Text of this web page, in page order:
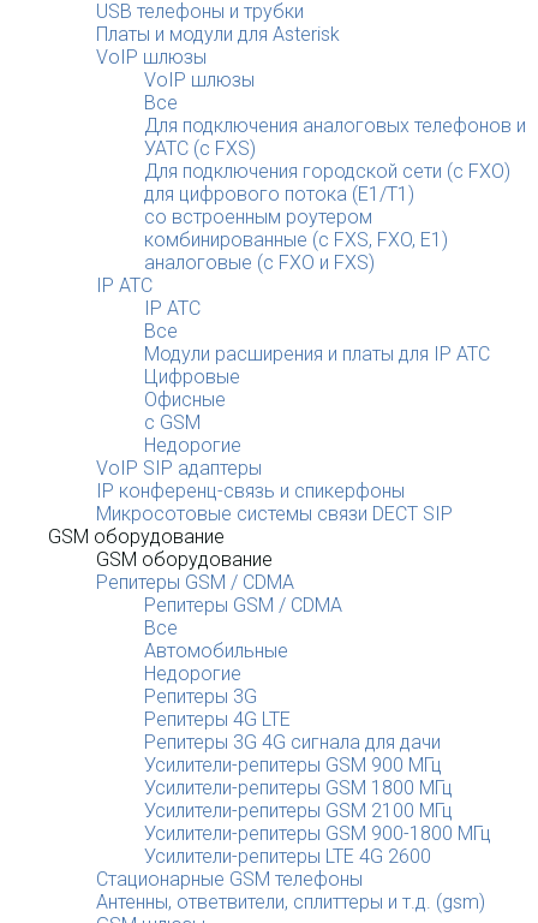
USB телефоны и трубки
Платы и модули для Asterisk
VoIP шлюзы
VoIP шлюзы
Все
Для подключения аналоговых телефонов и
УАТС (с FXS)
Для подключения городской сети (с FXO)
для цифрового потока (E1/T1)
со встроенным роутером
комбинированные (c FXS, FXO, E1)
аналоговые (с FXO и FXS)
IP АТС
IP АТС
Все
Модули расширения и платы для IP АТС
Цифровые
Офисные
с GSM
Недорогие
VoIP SIP адаптеры
IP конференц-связь и спикерфоны
Микросотовые системы связи DECT SIP
GSM оборудование
GSM оборудование
Репитеры GSM / CDMA
Репитеры GSM / CDMA
Все
Автомобильные
Недорогие
Репитеры 3G
Репитеры 4G LTE
Репитеры 3G 4G сигнала для дачи
Усилители-репитеры GSM 900 МГц
Усилители-репитеры GSM 1800 МГц
Усилители-репитеры GSM 2100 МГц
Усилители-репитеры GSM 900-1800 МГц
Усилители-репитеры LTE 4G 2600
Стационарные GSM телефоны
Антенны, ответвители, сплиттеры и т.д. (gsm)